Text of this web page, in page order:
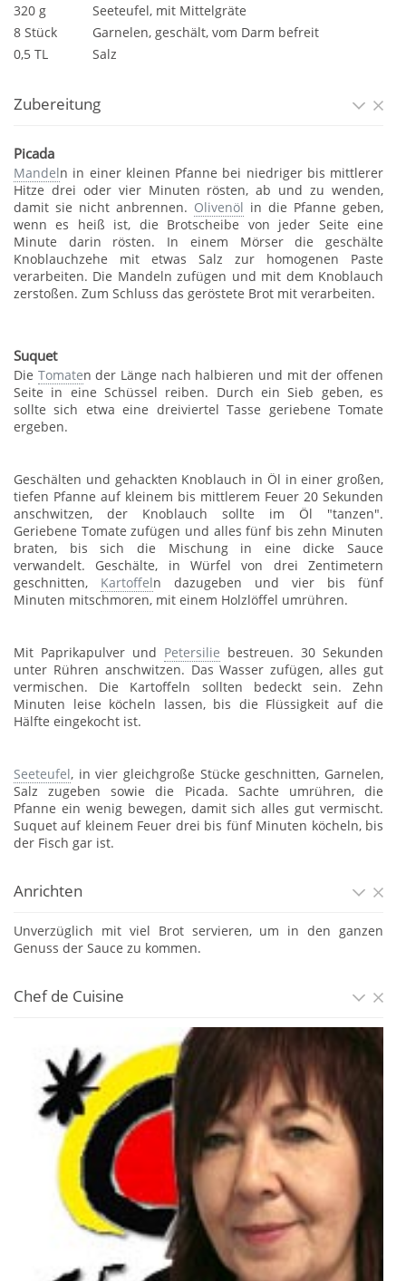
320 g
Seeteufel, mit Mittelgräte
8 Stück
Garnelen, geschält, vom Darm befreit
0,5 TL
Salz
Zubereitung
Picada
Mandeln in einer kleinen Pfanne bei niedriger bis mittlerer
Hitze drei oder vier Minuten rösten, ab und zu wenden,
damit sie nicht anbrennen. Olivenöl in die Pfanne geben,
wenn es heiß ist, die Brotscheibe von jeder Seite eine
Minute darin rösten. In einem Mörser die geschälte
Knoblauchzehe mit etwas Salz zur homogenen Paste
verarbeiten. Die Mandeln zufügen und mit dem Knoblauch
zerstoßen. Zum Schluss das geröstete Brot mit verarbeiten.
Suquet
Die Tomaten der Länge nach halbieren und mit der offenen
Seite in eine Schüssel reiben. Durch ein Sieb geben, es
sollte sich etwa eine dreiviertel Tasse geriebene Tomate
ergeben.
Geschälten und gehackten Knoblauch in Öl in einer großen,
tiefen Pfanne auf kleinem bis mittlerem Feuer 20 Sekunden
anschwitzen, der Knoblauch sollte im Öl "tanzen".
Geriebene Tomate zufügen und alles fünf bis zehn Minuten
braten, bis sich die Mischung in eine dicke Sauce
verwandelt. Geschälte, in Würfel von drei Zentimetern
geschnitten, Kartoffeln dazugeben und vier bis fünf
Minuten mitschmoren, mit einem Holzlöffel umrühren.
Mit Paprikapulver und Petersilie bestreuen. 30 Sekunden
unter Rühren anschwitzen. Das Wasser zufügen, alles gut
vermischen. Die Kartoffeln sollten bedeckt sein. Zehn
Minuten leise köcheln lassen, bis die Flüssigkeit auf die
Hälfte eingekocht ist.
Seeteufel, in vier gleichgroße Stücke geschnitten, Garnelen,
Salz zugeben sowie die Picada. Sachte umrühren, die
Pfanne ein wenig bewegen, damit sich alles gut vermischt.
Suquet auf kleinem Feuer drei bis fünf Minuten köcheln, bis
der Fisch gar ist.
Anrichten
Unverzüglich mit viel Brot servieren, um in den ganzen
Genuss der Sauce zu kommen.
Chef de Cuisine